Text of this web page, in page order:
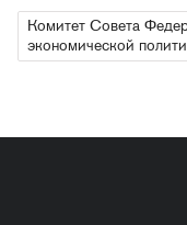
Комитет Совета
экономической